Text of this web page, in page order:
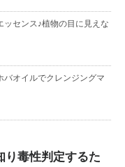
センス♪植物の目に見えな
バオイルでクレンジングマ
り毒性判定するた